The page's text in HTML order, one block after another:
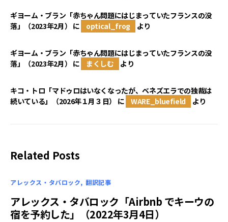
ギヨーム・ブラン「赤ちゃん問題にはじまっていたフランスの没
落」（2023年2月） に optical_frog より
ギヨーム・ブラン「赤ちゃん問題にはじまっていたフランスの没
落」（2023年2月） に まくしむ より
キコ・トロ「マドゥロはいなくなったが、ベネズエラでの独裁は
続いている」（2026年１月３日）
に WARE_bluefield より
Related Posts
アレックス・タバロック 翻訳記事
アレックス・タバロック「Airbnb でキーウの
宿を予約した」（2022年3月4日）